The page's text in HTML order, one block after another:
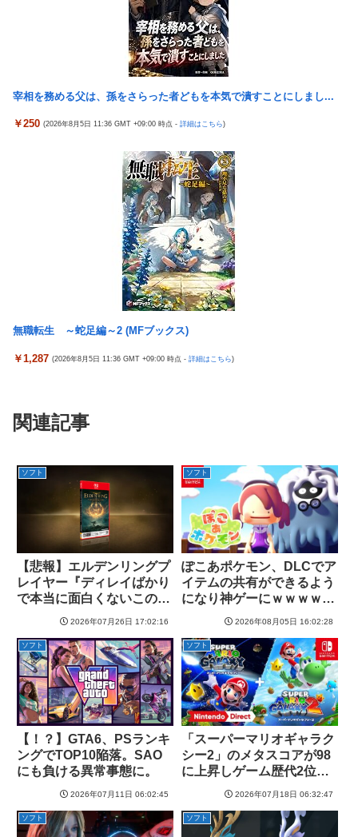
【朗報】ワイの貯金、大台に乗る
【画像】ホロライブのあの人、なんか個人情報を色々映してしま
宰相を務める父は、孫をさらった者どもを本気で潰すことにしまし...
￥250 (2026年8月5日 11:36 GMT +09:00 時点 - 詳細はこちら)
無職転生 ～蛇足編～2 (MFブックス)
￥1,287 (2026年8月5日 11:36 GMT +09:00 時点 - 詳細はこちら)
関連記事
ソフト
【悲報】エルデンリングプ
レイヤー『ディレイばかり
で本当に面白くないこのゲ
ーム』←賛同の声が多数
2026年07月26日 17:02:16
ソフト
ぽこあポケモン、DLCでア
イテムの共有ができるよう
になり神ゲーにｗｗｗｗｗ
2026年08月05日 16:02:28
ソフト
【！？】GTA6、PSランキ
ングでTOP10陥落。SAO
にも負ける異常事態に。
2026年07月11日 06:02:45
ソフト
「スーパーマリオギャラク
シー2」のメタスコアが98
に上昇しゲーム歴代2位タ
イに浮上
2026年07月18日 06:32:47
ソフト ソフト